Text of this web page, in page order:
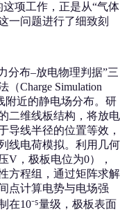
项工作，正是从“气体
一问题进行了细致刻
分布–放电物理判据”三
Charge Simulation
附近的静电场分布。研
二维线板结构，将放电
导线半径的位置等效，
线电荷模拟。利用几何
V，极板电位为0），
方程组，通过矩阵求解
点计算电势与电场强
在10⁻⁵量级，极板表面